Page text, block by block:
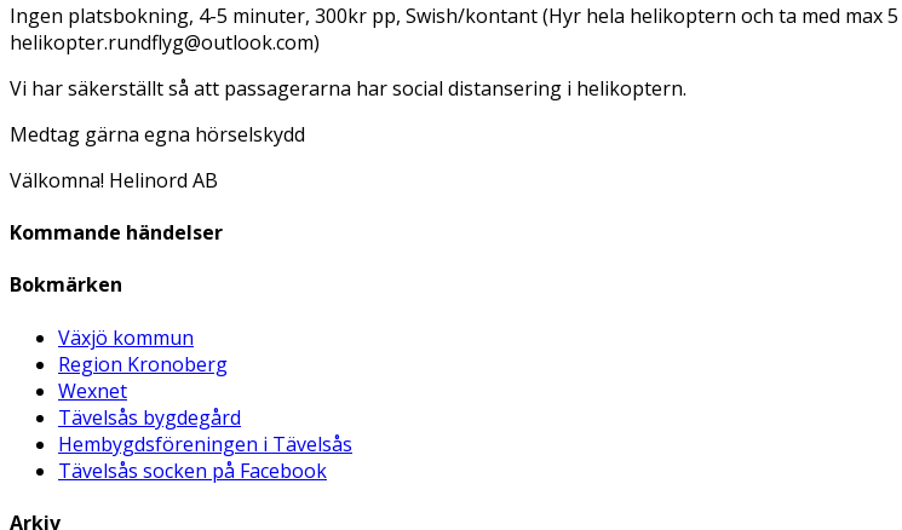
Ingen platsbokning, 4-5 minuter, 300kr pp, Swish/kontant (Hyr hela helikoptern och ta med max
helikopter.rundflyg@outlook.com)
Vi har säkerställt så att passagerarna har social distansering i helikoptern.
Medtag gärna egna hörselskydd
Välkomna! Helinord AB
Kommande händelser
Bokmärken
Växjö kommun
Region Kronoberg
Wexnet
Tävelsås bygdegård
Hembygdsföreningen i Tävelsås
Tävelsås socken på Facebook
Arkiv